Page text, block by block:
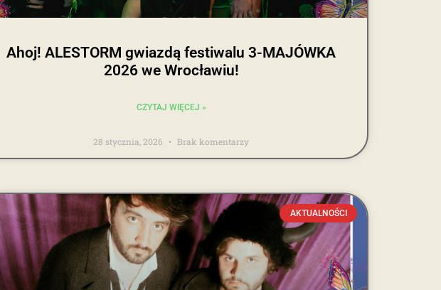
Ahoj! ALESTORM gwiazdą festiwalu 3-MAJÓWKA
2026 we Wrocławiu!
CZYTAJ WIĘCEJ »
28 stycznia, 2026 Brak komentarzy
AKTUALNOŚCI